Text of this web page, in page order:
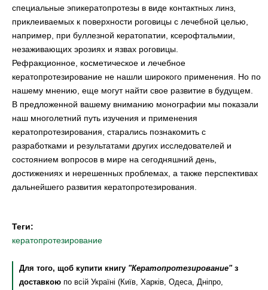
специальные эпикератопротезы в виде контактных линз,
приклеиваемых к поверхности роговицы с лечебной целью,
например, при буллезной кератопатии, ксерофтальмии,
незаживающих эрозиях и язвах роговицы.
Рефракционное, косметическое и лечебное
кератопротезирование не нашли широкого применения. Но по
нашему мнению, еще могут найти свое развитие в будущем.
В предложенной вашему вниманию монографии мы показали
наш многолетний путь изучения и применения
кератопротезирования, старались познакомить с
разработками и результатами других исследователей и
состоянием вопросов в мире на сегодняшний день,
достижениях и нерешенных проблемах, а также перспективах
дальнейшего развития кератопротезирования.
Теги:
кератопротезирование
Для того, щоб купити книгу "Кератопротезирование"з
доставкою по всій Україні (Київ, Харків, Одеса, Дніпро,